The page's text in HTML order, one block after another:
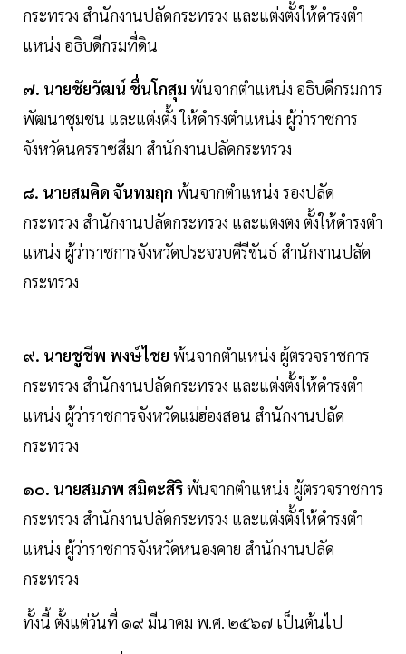
กระทรวง สํานักงานปลัดกระทรวง และแต่งตั้งให้ดํารงตํา
แหน่ง อธิบดีกรมที่ดิน
๗. นายชัยวัฒน์ ชื่นโกสุม พ้นจากตําแหน่ง อธิบดีกรมการ
พัฒนาชุมชน และแต่งตั้ง ให้ดํารงตําแหน่ง ผู้ว่าราชการ
จังหวัดนครราชสีมา สํานักงานปลัดกระทรวง
๘. นายสมคิด จันทมฤก พ้นจากตําแหน่ง รองปลัด
กระทรวง สํานักงานปลัดกระทรวง และแตงตง ตั้งให้ดํารงตํา
แหน่ง ผู้ว่าราชการจังหวัดประจวบคีรีขันธ์ สํานักงานปลัด
กระทรวง
๙. นายชูชีพ พงษ์ไชย พ้นจากตําแหน่ง ผู้ตรวจราชการ
กระทรวง สํานักงานปลัดกระทรวง และแต่งตั้งให้ดํารงตํา
แหน่ง ผู้ว่าราชการจังหวัดแม่ฮ่องสอน สํานักงานปลัด
กระทรวง
๑๐. นายสมภพ สมิตะสิริพ้นจากตําแหน่ง ผู้ตรวจราชการ
กระทรวง สํานักงานปลัดกระทรวง และแต่งตั้งให้ดํารงตํา
แหน่ง ผู้ว่าราชการจังหวัดหนองคาย สํานักงานปลัด
กระทรวง
ทั้งนี้ ตั้งแต่วันที่ ๑๙ มีนาคม พ.ศ. ๒๕๖๗ เป็นต้นไป